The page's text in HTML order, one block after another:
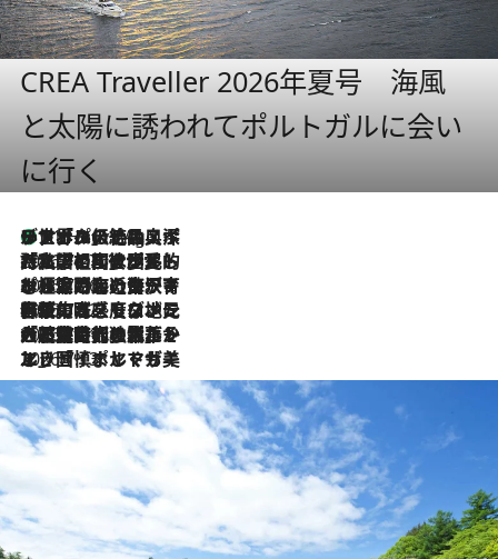
CREA Traveller 2026年夏号 海風
と太陽に誘われてポルトガルに会い
に行く
11 Hours Ago
リスボンの絶品スイーツ「パステル・デ・ナタ」とは？ポルトガル伝統の奥深い世界へ
2026.7.27
「私の祖国はポルトガル語です」国民的詩人フェルナンド・ペソアと、彼が愛した文学の街を歩く
2026.7.26
ポルトガル近海が育む極上の海の幸。キリリと冷えた白ワインと愉しむ、シーフード専門店の贅沢
2026.7.22
伝統の味をモダンに昇華。高感度な地元客が集う、リスボンの最旬ガストロノミー
2026.7.21
大航海時代の栄華から、震災、独裁、そして革命へ。ポルトガル・首都リスボンの石畳に刻まれた「歴史の光と影」
2026.7.13
エッセイ・ヤマザキマリ「慎ましくも美しき国 ポルトガル」